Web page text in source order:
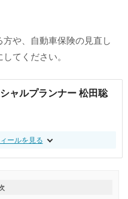
や、自動車保険の見直し
てください。
ャルプランナー 松田聡
ールを見る